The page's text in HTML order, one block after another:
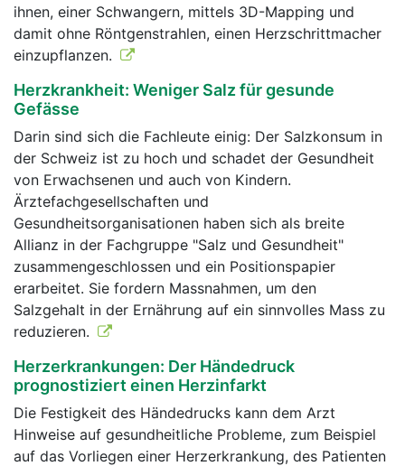
ihnen, einer Schwangern, mittels 3D-Mapping und
damit ohne Röntgenstrahlen, einen Herzschrittmacher
einzupflanzen.
Herzkrankheit: Weniger Salz für gesunde
Gefässe
Darin sind sich die Fachleute einig: Der Salzkonsum in
der Schweiz ist zu hoch und schadet der Gesundheit
von Erwachsenen und auch von Kindern.
Ärztefachgesellschaften und
Gesundheitsorganisationen haben sich als breite
Allianz in der Fachgruppe "Salz und Gesundheit"
zusammengeschlossen und ein Positionspapier
erarbeitet. Sie fordern Massnahmen, um den
Salzgehalt in der Ernäh­rung auf ein sinnvolles Mass zu
reduzieren.
Herzerkrankungen: Der Händedruck
prognostiziert einen Herzinfarkt
Die Festigkeit des Händedrucks kann dem Arzt
Hinweise auf gesundheitliche Probleme, zum Beispiel
auf das Vorliegen einer Herzerkrankung, des Patienten